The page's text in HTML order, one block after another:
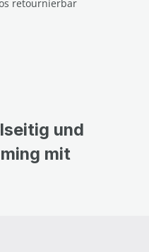
retournierbar
und
mit